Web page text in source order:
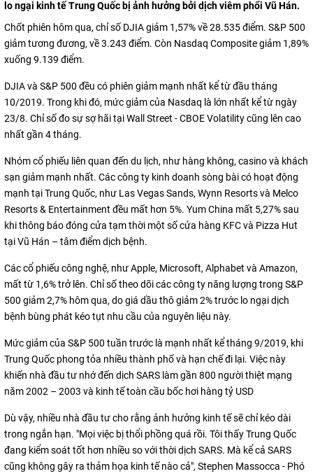
lo ngại kinh tế Trung Quốc bị ảnh hưởng bởi dịch viêm phổi Vũ Hán.
Chốt phiên hôm qua, chỉ số DJIA giảm 1,57% về 28.535 điểm. S&P 500
giảm tương đương, về 3.243 điểm. Còn Nasdaq Composite giảm 1,89%
xuống 9.139 điểm.
DJIA và S&P 500 đều có phiên giảm mạnh nhất kể từ đầu tháng
10/2019. Trong khi đó, mức giảm của Nasdaq là lớn nhất kể từ ngày
23/8. Chỉ số đo sự sợ hãi tại Wall Street - CBOE Volatility cũng lên cao
nhất gần 4 tháng.
Nhóm cổ phiếu liên quan đến du lịch, như hàng không, casino và khách
sạn giảm mạnh nhất. Các công ty kinh doanh sòng bài có hoạt động
mạnh tại Trung Quốc, như Las Vegas Sands, Wynn Resorts và Melco
Resorts & Entertainment đều mất hơn 5%. Yum China mất 5,27% sau
khi thông báo đóng cửa tạm thời một số cửa hàng KFC và Pizza Hut
tại Vũ Hán – tâm điểm dịch bệnh.
Các cổ phiếu công nghệ, như Apple, Microsoft, Alphabet và Amazon,
mất từ 1,6% trở lên. Chỉ số theo dõi các công ty năng lượng trong S&P
500 giảm 2,7% hôm qua, do giá dầu thô giảm 2% trước lo ngại dịch
bệnh bùng phát kéo tụt nhu cầu của nguyên liệu này.
Mức giảm của S&P 500 tuần trước là mạnh nhất kể tháng 9/2019, khi
Trung Quốc phong tỏa nhiều thành phố và hạn chế đi lại. Việc này
khiến nhà đầu tư nhớ đến dịch SARS làm gần 800 người thiệt mạng
năm 2002 – 2003 và kinh tế toàn cầu bốc hơi hàng tỷ USD
Dù vậy, nhiều nhà đầu tư cho rằng ảnh hưởng kinh tế sẽ chỉ kéo dài
trong ngắn hạn. "Mọi việc bị thổi phồng quá rồi. Tôi thấy Trung Quốc
đang kiểm soát tốt hơn nhiều so với thời dịch SARS. Mà kể cả SARS
cũng không gây ra thảm họa kinh tế nào cả", Stephen Massocca - Phó